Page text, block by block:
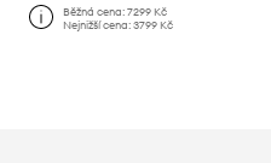
Běžná cena:7299 Kč
Nejnižší cena:3799 Kč